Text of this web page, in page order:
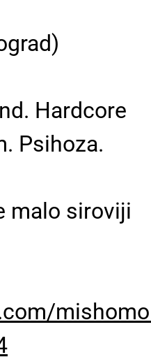
Hardcore
Psihoza.
malo siroviji